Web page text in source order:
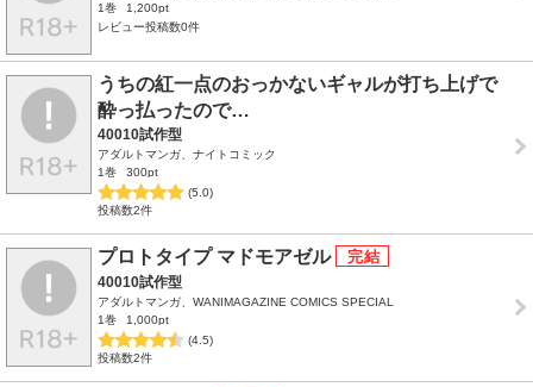
1巻
1,200pt
レビュー投稿数0件
うちの紅一点のおっかないギャルが打ち上げで
酔っ払ったので…
40010試作型
アダルトマンガ、ナイトコミック
1巻
300pt
(5.0)
投稿数2件
プロトタイプ マドモアゼル
40010試作型
アダルトマンガ、WANIMAGAZINE COMICS SPECIAL
1巻
1,000pt
(4.5)
投稿数2件